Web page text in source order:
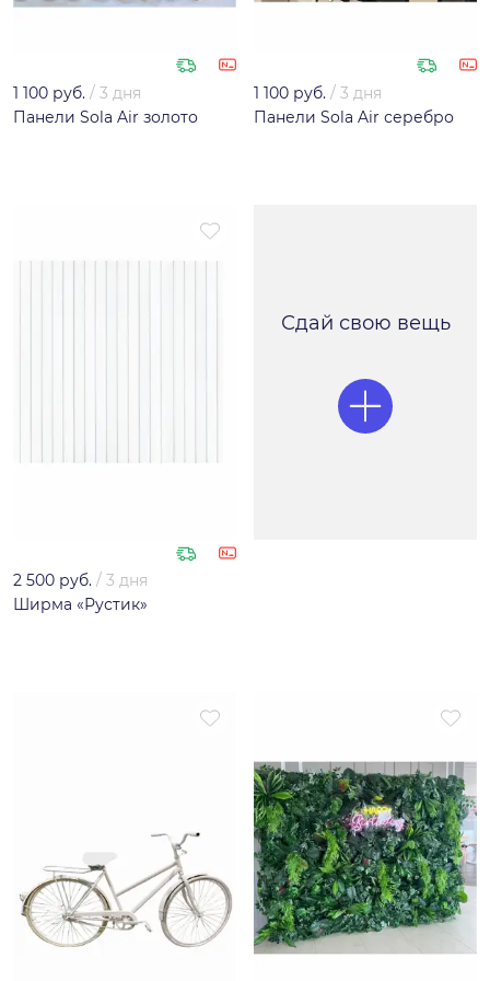
1 100 руб. / 3 дня
Панели Sola Air золото
1 100 руб. / 3 дня
Панели Sola Air серебро
2 500 руб. / 3 дня
Ширма «Рустик»
Сдай свою вещь